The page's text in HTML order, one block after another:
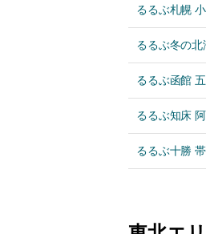
るるぶ札幌
るるぶ冬の北
るるぶ函館
るるぶ知床
るるぶ十勝